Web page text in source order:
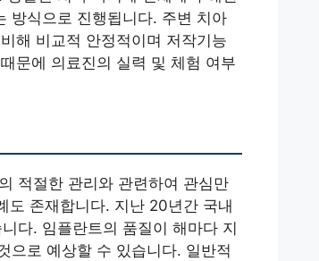
방식으로 진행됩니다. 주변 치아
해 비교적 안정적이며 저작기능
문에 의료진의 실력 및 체험 여부
적절한 관리와 관련하여 관심만
도 존재합니다. 지난 20년간 국내
다. 임플란트의 품질이 해마다 지
으로 예상할 수 있습니다. 일반적